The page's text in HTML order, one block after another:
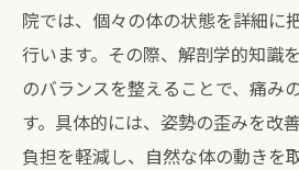
院では、個々の体の状態を詳細に
行います。その際、解剖学的知識
のバランスを整えることで、痛み
す。具体的には、姿勢の歪みを改
負担を軽減し、自然な体の動きを